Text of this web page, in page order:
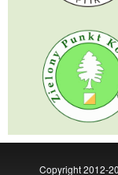
Copyright 2012-